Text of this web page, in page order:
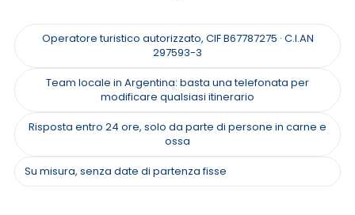
Operatore turistico autorizzato, CIF B67787275 · C.I.AN
297593-3
Team locale in Argentina: basta una telefonata per
modificare qualsiasi itinerario
Risposta entro 24 ore, solo da parte di persone in carne e
ossa
Su misura, senza date di partenza fisse